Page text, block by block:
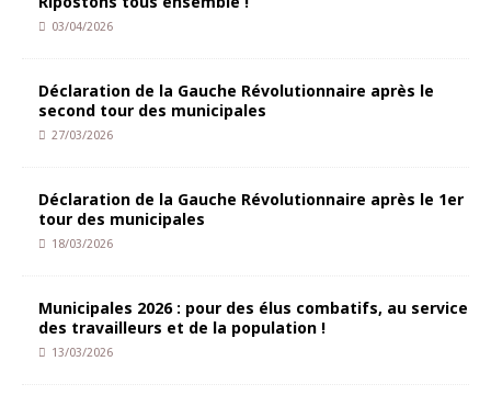
03/04/2026
Déclaration de la Gauche Révolutionnaire après le
second tour des municipales
27/03/2026
Déclaration de la Gauche Révolutionnaire après le 1er
tour des municipales
18/03/2026
Municipales 2026 : pour des élus combatifs, au service
des travailleurs et de la population !
13/03/2026